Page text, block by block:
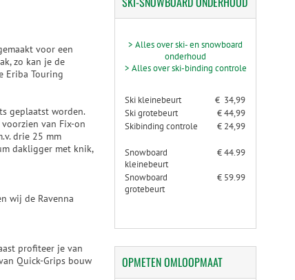
voor een
zo kan je de
Eriba Touring
geplaatst worden.
van Fix-on
drie 25 mm
dakligger met knik,
wij de Ravenna
profiteer je van
Quick-Grips bouw
> Alles over ski- en snowboard
onderhoud
> Alles over ski-binding controle
Ski kleinebeurt
€ 34,99
Ski grotebeurt
€ 44,99
Skibinding controle
€ 24,99
Snowboard
kleinebeurt
€ 44.99
Snowboard
grotebeurt
€ 59.99
OPMETENOMLOOPMAAT